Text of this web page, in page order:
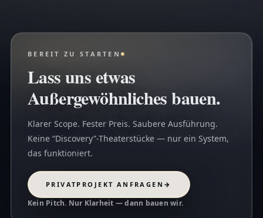
BEREIT ZU STARTEN
Lass uns etwas
Außergewöhnliches bauen.
Klarer Scope. Fester Preis. Saubere Ausführung.
Keine “Discovery”-Theaterstücke — nur ein System,
das funktioniert.
PRIVATPROJEKT ANFRAGEN →
Kein Pitch. Nur Klarheit — dann bauen wir.